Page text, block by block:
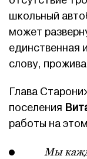
школьный
может
единственная
слову,
Глава
поселения
работы на
Мы